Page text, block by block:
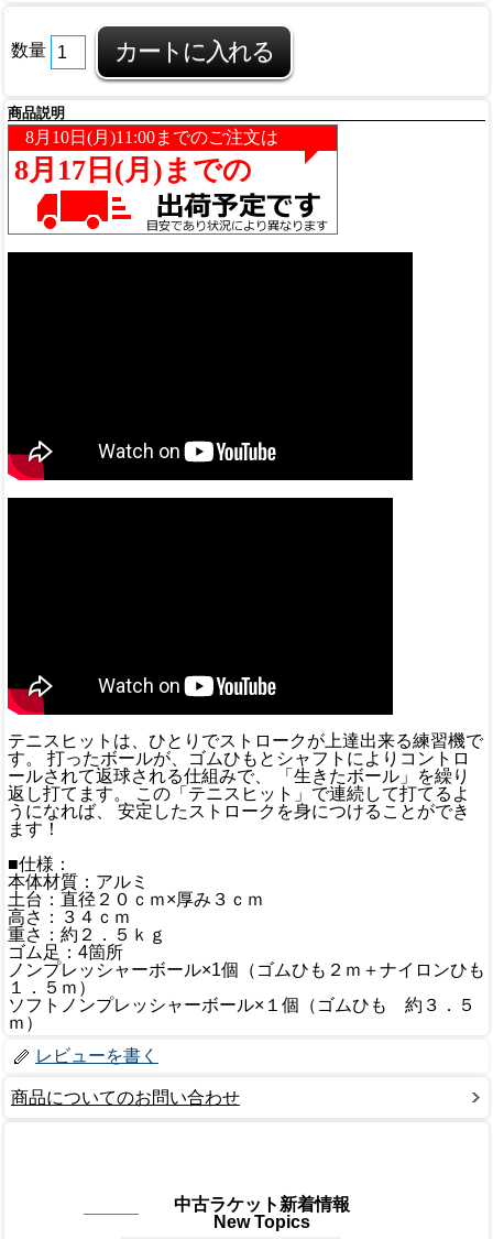
数量
商品説明
テニスヒットは、ひとりでストロークが上達出来る練習機で
す。 打ったボールが、ゴムひもとシャフトによりコントロ
ールされて返球される仕組みで、 「生きたボール」を繰り
返し打てます。 この「テニスヒット」で連続して打てるよ
うになれば、 安定したストロークを身につけることができ
ます！
■仕様：
本体材質：アルミ
土台：直径２０ｃｍ×厚み３ｃｍ
高さ：３４ｃｍ
重さ：約２．５ｋｇ
ゴム足：4箇所
ノンプレッシャーボール×1個（ゴムひも２ｍ＋ナイロンひも
１．５ｍ）
ソフトノンプレッシャーボール×１個（ゴムひも 約３．５
ｍ）
レビューを書く
商品についてのお問い合わせ
中古ラケット新着情報
New Topics